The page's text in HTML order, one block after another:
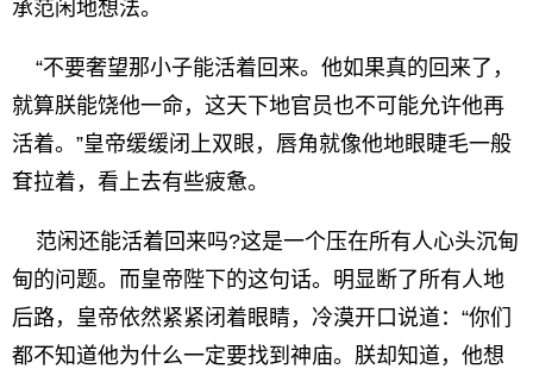
承范闲地想法。
“不要奢望那小子能活着回来。他如果真的回来了，
就算朕能饶他一命，这天下地官员也不可能允许他再
活着。”皇帝缓缓闭上双眼，唇角就像他地眼睫毛一般
耷拉着，看上去有些疲惫。
范闲还能活着回来吗?这是一个压在所有人心头沉甸
甸的问题。而皇帝陛下的这句话。明显断了所有人地
后路，皇帝依然紧紧闭着眼睛，冷漠开口说道：“你们
都不知道他为什么一定要找到神庙。朕却知道，他想